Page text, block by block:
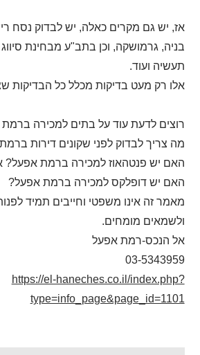
אז, יש גם מקרים כאלה, יש לבדוק נסח
בניה, גרמושקה, וכן בתב"ע מבחינת סיווג
תעשיה ועוד.
אלו רק מעט בדיקות מכלל כל הבדיקות
רוצים לדעת עוד על בתים למכירה
מה צריך לבדוק לפני שקונים דירות
האם יש פנטהאוז למכירה ברמת אפעל?
האם יש דופלקס למכירה ברמת אפעל?
מאמר זה אינו משפטי וחייבים תמיד לפנות
ולשמאים מומחים.
אל הנכס-רמת אפעל
03-5343959
https://el-haneches.co.il/index.php?
type=info_page&page_id=1101